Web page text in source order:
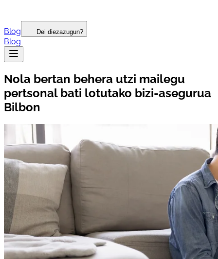
Blog Dei diezazugun?
Blog
Nola bertan behera utzi mailegu
pertsonal bati lotutako bizi-asegurua
Bilbon